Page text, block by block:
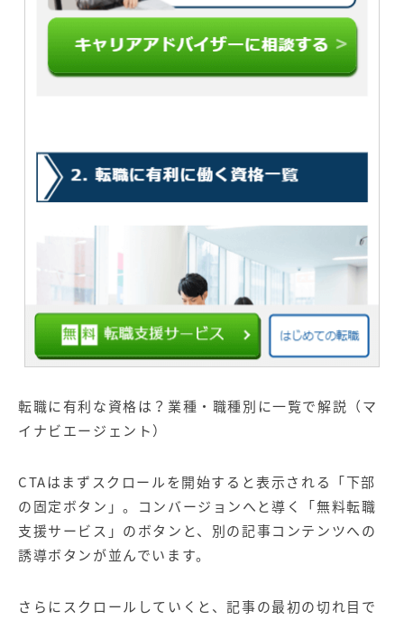
転職に有利な資格は？業種・職種別に一覧で解説（マ
イナビエージェント）
CTAはまずスクロールを開始すると表示される「下部
の固定ボタン」。コンバージョンへと導く「無料転職
支援サービス」のボタンと、別の記事コンテンツへの
誘導ボタンが並んでいます。
さらにスクロールしていくと、記事の最初の切れ目で